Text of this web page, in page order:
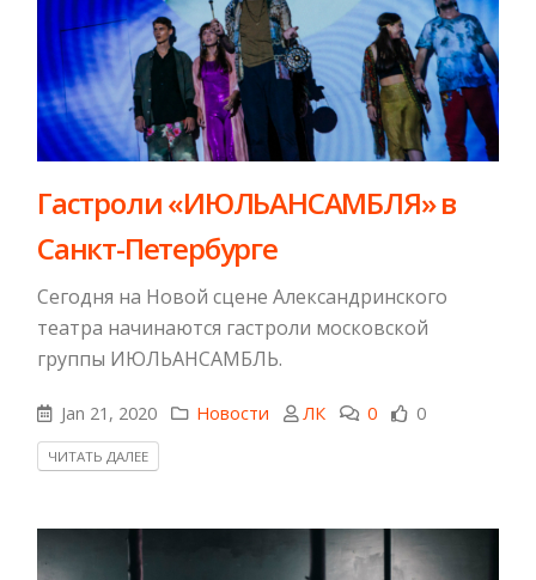
Гастроли «ИЮЛЬАНСАМБЛЯ» в
Санкт-Петербурге
Сегодня на Новой сцене Александринского
театра начинаются гастроли московской
группы ИЮЛЬАНСАМБЛЬ.
Jan 21, 2020 Новости ЛК 0 0
ЧИТАТЬ ДАЛЕЕ